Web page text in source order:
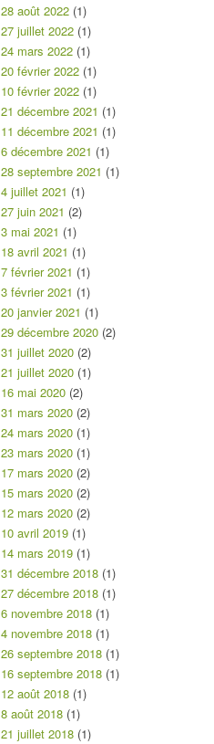
28 août 2022 (1)
27 juillet 2022 (1)
24 mars 2022 (1)
20 février 2022 (1)
10 février 2022 (1)
21 décembre 2021 (1)
11 décembre 2021 (1)
6 décembre 2021 (1)
28 septembre 2021 (1)
4 juillet 2021 (1)
27 juin 2021 (2)
3 mai 2021 (1)
18 avril 2021 (1)
7 février 2021 (1)
3 février 2021 (1)
20 janvier 2021 (1)
29 décembre 2020 (2)
31 juillet 2020 (2)
21 juillet 2020 (1)
16 mai 2020 (2)
31 mars 2020 (2)
24 mars 2020 (1)
23 mars 2020 (1)
17 mars 2020 (2)
15 mars 2020 (2)
12 mars 2020 (2)
10 avril 2019 (1)
14 mars 2019 (1)
31 décembre 2018 (1)
27 décembre 2018 (1)
6 novembre 2018 (1)
4 novembre 2018 (1)
26 septembre 2018 (1)
16 septembre 2018 (1)
12 août 2018 (1)
8 août 2018 (1)
21 juillet 2018 (1)